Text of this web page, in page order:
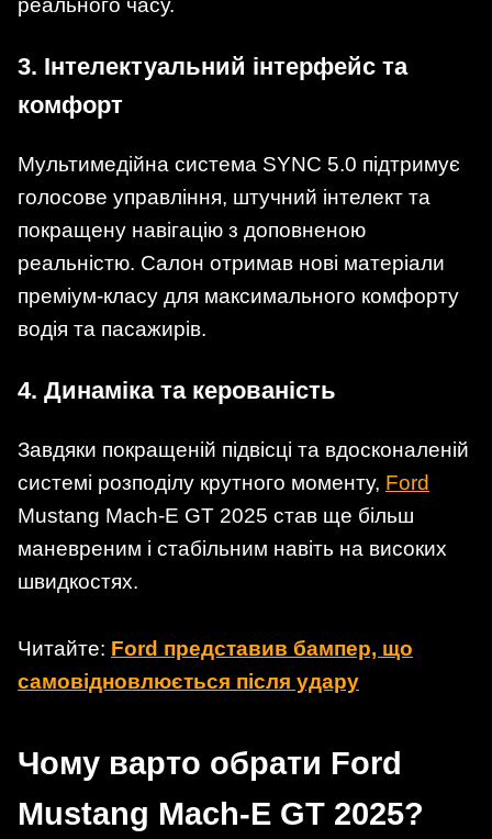
реального часу.
3. Інтелектуальний інтерфейс та
комфорт
Мультимедійна система SYNC 5.0 підтримує
голосове управління, штучний інтелект та
покращену навігацію з доповненою
реальністю. Салон отримав нові матеріали
преміум-класу для максимального комфорту
водія та пасажирів.
4. Динаміка та керованість
Завдяки покращеній підвісці та вдосконаленій
системі розподілу крутного моменту, Ford
Mustang Mach-E GT 2025 став ще більш
маневреним і стабільним навіть на високих
швидкостях.
Читайте: Ford представив бампер, що
самовідновлюється після удару
Чому варто обрати Ford
Mustang Mach-E GT 2025?